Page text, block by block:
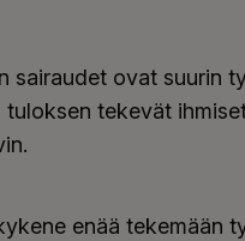
sairaudet ovat suurin
tekevät
enää tekemään